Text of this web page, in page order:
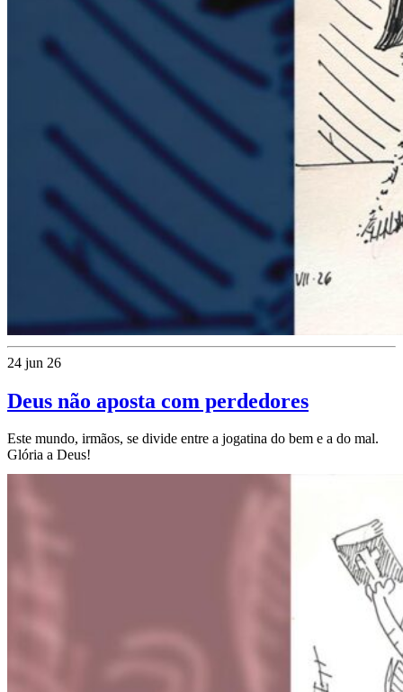
24 jun 26
Deus não aposta com perdedores
Este mundo, irmãos, se divide entre a jogatina do bem e a do mal.
Glória a Deus!